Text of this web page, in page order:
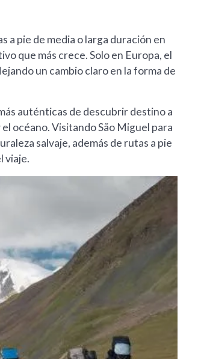
a pie de media o larga duración en
que más crece. Solo en Europa, el
un cambio claro en la forma de
auténticas de descubrir destino a
océano. Visitando São Miguel para
salvaje, además de rutas a pie
viaje.